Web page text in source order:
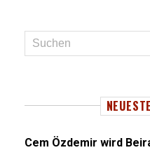
Cem Özdemir wird